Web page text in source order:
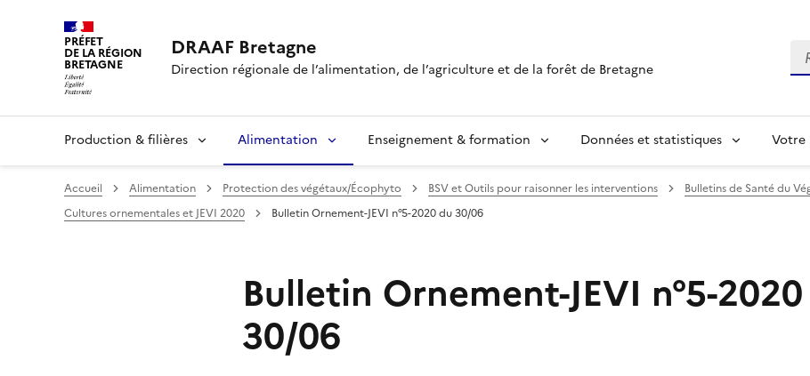
PRÉFET
DE LA RÉGION
BRETAGNE
DRAAF Bretagne
Direction régionale de l’alimentation, de l’agriculture et de la forêt de Bretagne
Production & filières Alimentation Enseignement & formation Données et statistiques Votre
Accueil Alimentation Protection des végétaux/Écophyto BSV et Outils pour raisonner les interventions Bulletins de Santé du
Cultures ornementales et JEVI 2020
Bulletin Ornement-JEVI n°5-2020 du 30/06
Bulletin Ornement-JEVI n°5-
30/06